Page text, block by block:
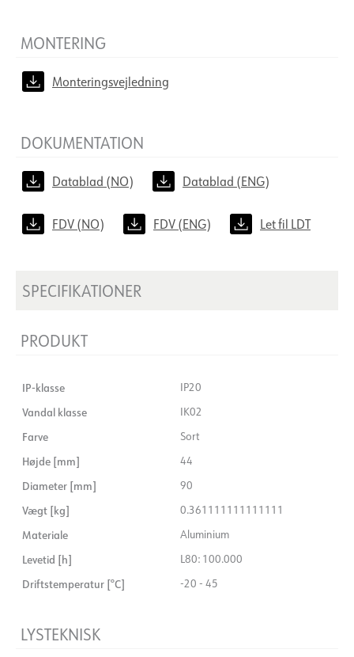
MONTERING
Monteringsvejledning
DOKUMENTATION
Datablad (NO) Datablad (ENG)
FDV (NO) FDV (ENG) Let fil LDT
SPECIFIKATIONER
PRODUKT
IP-klasse IP20
Vandal klasse IK02
Farve Sort
Højde [mm] 44
Diameter [mm] 90
Vægt [kg] 0.361111111111111
Materiale Aluminium
Levetid [h] L80: 100.000
Driftstemperatur [°C] -20 - 45
LYSTEKNISK